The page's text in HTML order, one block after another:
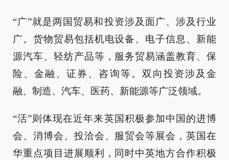
“广”就是两国贸易和投资涉及面广、涉及行业
广。货物贸易包括机电设备、电子信息、新能
源汽车、轻纺产品等，服务贸易涵盖教育、保
险、金融、证券、咨询等。双向投资涉及金
融、制造、汽车、医药、新能源等广泛领域。
“活”则体现在近年来英国积极参加中国的进博
会、消博会、投洽会、服贸会等展会，英国在
华重点项目进展顺利，同时中英地方合作积极